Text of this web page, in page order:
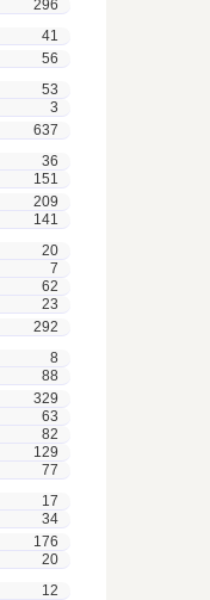
296
41
56
53
3
637
36
151
209
141
20
7
62
23
292
8
88
329
63
82
129
77
17
34
176
20
12